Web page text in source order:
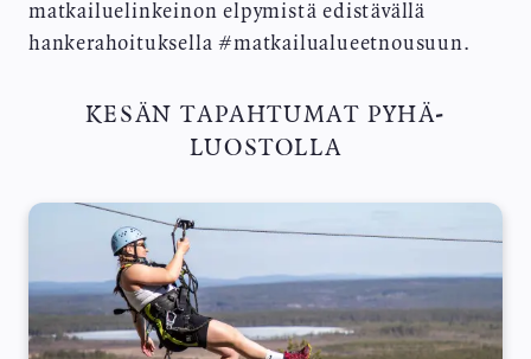
matkailuelinkeinon elpymistä edistävällä
hankerahoituksella #matkailualueetnousuun.
KESÄN TAPAHTUMAT PYHÄ-
LUOSTOLLA